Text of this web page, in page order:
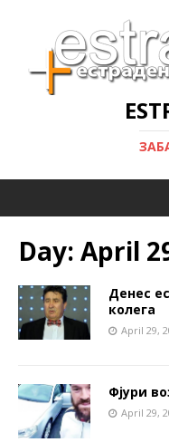
Day: April
Денес
колега
April 29,
Фјури
April 29,